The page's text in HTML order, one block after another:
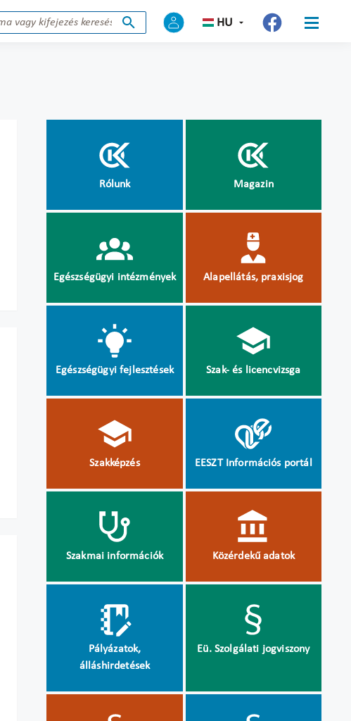
HU
Rólunk Magazin
Egészségügyi intézmények Alapellátás, praxisjog
Egészségügyi fejlesztések Szak- és licencvizsga
Szakképzés EESZT Információs portál
Szakmai információk Közérdekű adatok
Pályázatok,
álláshirdetések
Eü. Szolgálati jogviszony